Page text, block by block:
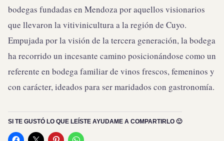
bodegas fundadas en Mendoza por aquellos visionarios
que llevaron la vitivinicultura a la región de Cuyo.
Empujada por la visión de la tercera generación, la bodega
ha recorrido un incesante camino posicionándose como un
referente en bodega familiar de vinos frescos, femeninos y
con carácter, ideados para ser maridados con gastronomía.
SI TE GUSTÓ LO QUE LEÍSTE AYUDAME A COMPARTIRLO 🙂